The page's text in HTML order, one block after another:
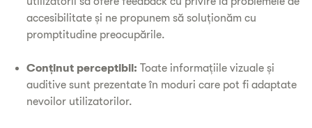
accesibilitate și ne propunem să soluționăm cu
promptitudine preocupările.
Conținut perceptibil: Toate informațiile vizuale și
auditive sunt prezentate în moduri care pot fi adaptate
nevoilor utilizatorilor.